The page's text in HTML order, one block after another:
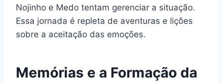
Nojinho e Medo tentam gerenciar a situação.
Essa jornada é repleta de aventuras e lições
sobre a aceitação das emoções.
Memórias e a Formação da